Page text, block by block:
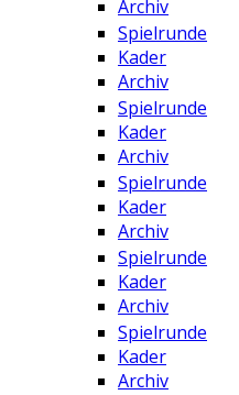
Archiv
Spielrunde
Kader
Archiv
Spielrunde
Kader
Archiv
Spielrunde
Kader
Archiv
Spielrunde
Kader
Archiv
Spielrunde
Kader
Archiv